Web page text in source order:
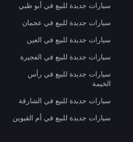
سيارات جديدة للبيع في أبو ظبي
سيارات جديدة للبيع في عجمان
سيارات جديدة للبيع في العين
سيارات جديدة للبيع في الفجيرة
سيارات جديدة للبيع في رأس
الخيمة
سيارات جديدة للبيع في الشارقة
سيارات جديدة للبيع في أم القيوين